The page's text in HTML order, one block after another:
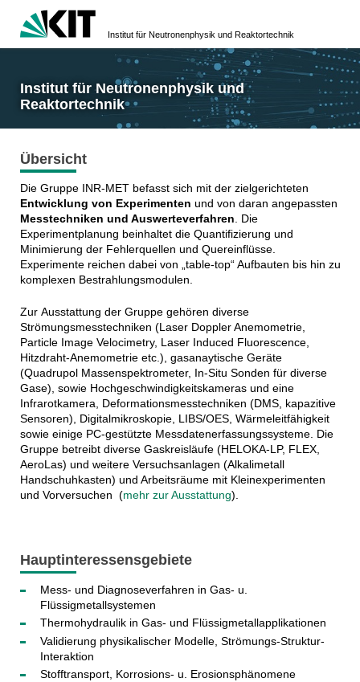
Institut für Neutronenphysik und Reaktortechnik
Institut für Neutronenphysik und
Reaktortechnik
Übersicht
Die Gruppe INR-MET befasst sich mit der zielgerichteten
Entwicklung von Experimenten und von daran angepassten
Messtechniken und Auswerteverfahren . Die
Experimentplanung beinhaltet die Quantifizierung und
Minimierung der Fehlerquellen und Quereinflüsse.
Experimente reichen dabei von „table-top“ Aufbauten bis hin zu
komplexen Bestrahlungsmodulen.
Zur Ausstattung der Gruppe gehören diverse
Strömungsmesstechniken (Laser Doppler Anemometrie,
Particle Image Velocimetry, Laser Induced Fluorescence,
Hitzdraht-Anemometrie etc.), gasanaytische Geräte
(Quadrupol Massenspektrometer, In-Situ Sonden für diverse
Gase), sowie Hochgeschwindigkeitskameras und eine
Infrarotkamera, Deformationsmesstechniken (DMS, kapazitive
Sensoren), Digitalmikroskopie, LIBS/OES, Wärmeleitfähigkeit
sowie einige PC-gestützte Messdatenerfassungssysteme. Die
Gruppe betreibt diverse Gaskreisläufe (HELOKA-LP, FLEX,
AeroLas) und weitere Versuchsanlagen (Alkalimetall
Handschuhkasten) und Arbeitsräume mit Kleinexperimenten
und Vorversuchen (mehr zur Ausstattung).
Hauptinteressensgebiete
Mess- und Diagnoseverfahren in Gas- u.
Flüssigmetallsystemen
Thermohydraulik in Gas- und Flüssigmetallapplikationen
Validierung physikalischer Modelle, Strömungs-Struktur-
Interaktion
Stofftransport, Korrosions- u. Erosionsphänomene